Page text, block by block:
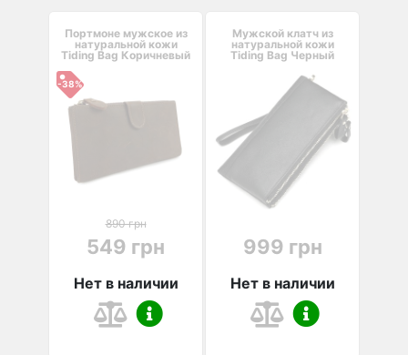
Портмоне мужское из
натуральной кожи
Tiding Bag Коричневый
-38%
890 грн
549 грн
Нет в наличии
Мужской клатч из
натуральной кожи
Tiding Bag Черный
999 грн
Нет в наличии